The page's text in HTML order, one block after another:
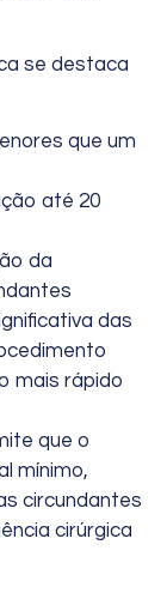
se destaca
que um
até 20
da
das
mais rápido
que o
mínimo,
circundantes
cirúrgica